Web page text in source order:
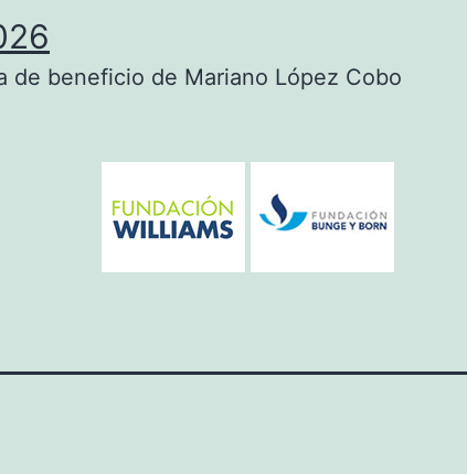
de beneficio de Mariano López Cobo